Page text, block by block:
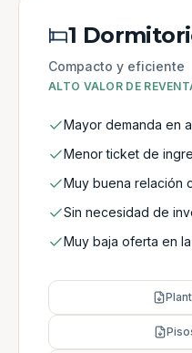
1
Compacto y eficiente
ALTO VALOR DE
Mayor demanda en
Menor ticket de
Muy buena relación
Sin necesidad de
Muy baja oferta en